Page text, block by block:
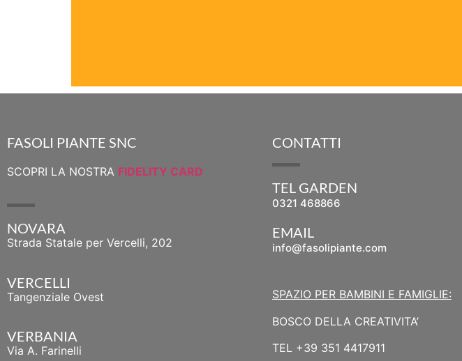
FASOLI PIANTE SNC
SCOPRI LA NOSTRA FIDELITY CARD
NOVARA
Strada Statale per Vercelli, 202
VERCELLI
Tangenziale Ovest
VERBANIA
Via A. Farinelli
CONTATTI
TEL GARDEN
0321 468866
EMAIL
info@fasolipiante.com
SPAZIO PER BAMBINI E FAMIGLIE:
BOSCO DELLA CREATIVITA’
TEL +39 351 4417911